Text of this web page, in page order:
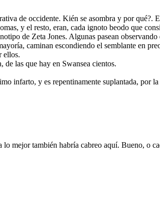
de occidente. Kién se asombra y por qué?.
y el resto, eran, cada ignoto beodo que
de Zeta Jones. Algunas pasean
caminan escondiendo el semblante en
ellos.
de las que hay en Swansea cientos.
infarto, y es repentinamente suplantada, por
mejor también habría cabreo aquí. Bueno, o